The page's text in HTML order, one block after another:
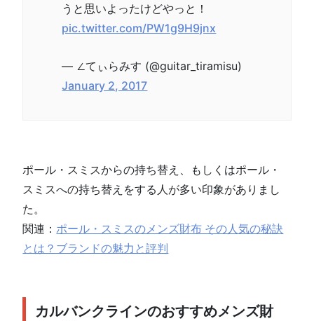
うと思いよったけどやっと！
pic.twitter.com/PW1g9H9jnx
— ∠てぃらみす (@guitar_tiramisu)
January 2, 2017
ポール・スミスからの持ち替え、もしくはポール・
スミスへの持ち替えをする人が多い印象がありまし
た。
関連： ポール・スミスのメンズ財布 その人気の秘訣
とは？ブランドの魅力と評判
カルバンクラインのおすすめメンズ財